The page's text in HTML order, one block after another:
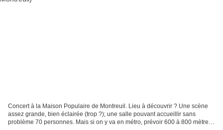
Concert à la Maison Populaire de Montreuil. Lieu à découvrir ? Une scène
assez grande, bien éclairée (trop ?); une salle pouvant accueillir sans
problème 70 personnes. Mais si on y va en métro, prévoir 600 à 800 mètre